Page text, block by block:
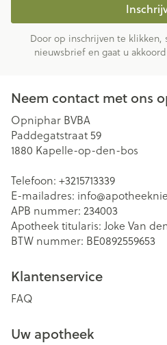
Door op inschrijven te klikken,
nieuwsbrief en gaat u
Neem contact met ons
Opniphar BVBA
Paddegatstraat 59
1880 Kapelle-op-den-bos
Telefoon: +3215713339
E-mailadres: info@
APB nummer: 234003
Apotheek titularis: Joke Van
BTW nummer: BE0892559653
Klantenservice
FAQ
Uw apotheek